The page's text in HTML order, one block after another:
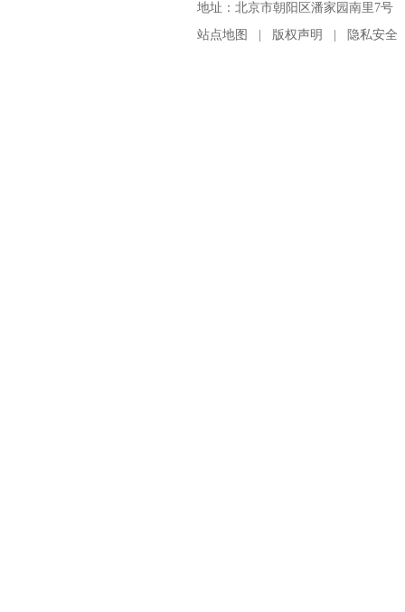
地址：北京市朝阳区潘家园南里7号
站点地图
版权声明 隐私安全